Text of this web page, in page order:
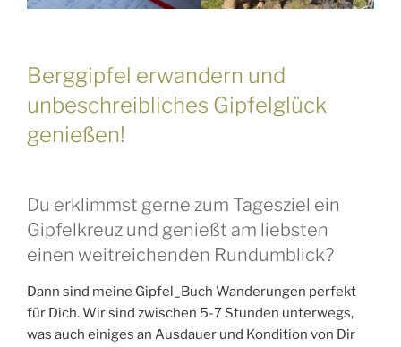
Berggipfel erwandern und
unbeschreibliches Gipfelglück
genießen!
Du erklimmst gerne zum Tagesziel ein
Gipfelkreuz und genießt am liebsten
einen weitreichenden Rundumblick?
Dann sind meine Gipfel_Buch Wanderungen perfekt
für Dich. Wir sind zwischen 5-7 Stunden unterwegs,
was auch einiges an Ausdauer und Kondition von Dir